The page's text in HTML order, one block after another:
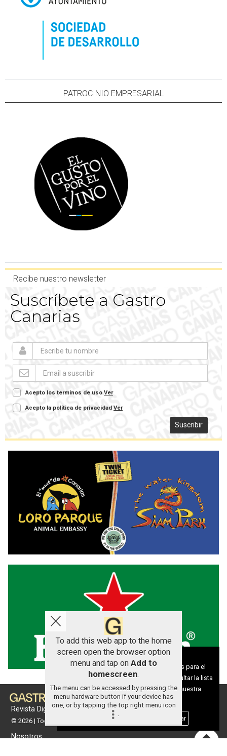
PATROCINIO EMPRESARIAL
Recibe nuestro newsletter
Suscríbete a Gastro
Canarias
Acepto los terminos de uso Ver
Acepto la política de privacidad Ver
Suscribir
Revista Digital de gastronomía
© 2026 | Todos los derechos reservados
Nosotros
To add this web app to the home
screen open the browser option
menu and tap on Add to
homescreen.
The menu can be accessed by pressing the
menu hardware button if your device has
one, or by tapping the top right menu icon
.
Aviso sobre el Uso de cookies:
Utilizamos cookies nuestras y de terceros para el
funcionamiento del digital. Puedes consultar la lista
de cookies y como desconectarlas. Ver nuestra
Política de Privacidad y Cookies
Aceptar Cookies Personalizar